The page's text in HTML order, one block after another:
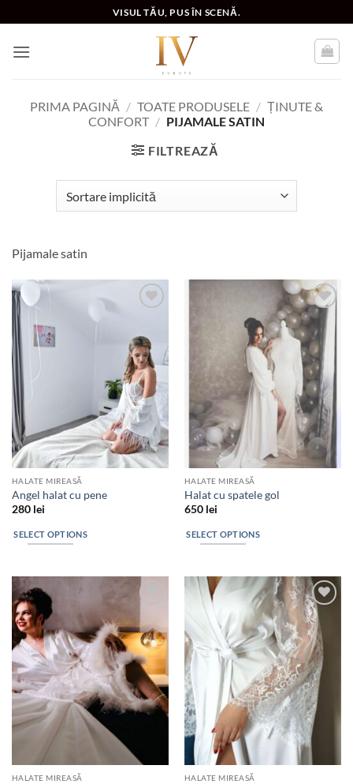
to
content
VISUL TĂU, PUS ÎN SCENĂ.
PRIMA PAGINĂ / TOATE PRODUSELE / ȚINUTE &
CONFORT / PIJAMALE SATIN
FILTREAZĂ
Pijamale satin
HALATE MIREASĂ
Angel halat cu pene
280 lei
SELECT OPTIONS
Add to
wishlist
HALATE MIREASĂ
Halat cu spatele gol
650 lei
SELECT OPTIONS
wishlist
HALATE MIREASĂ
Add to
wishlist
HALATE MIREASĂ